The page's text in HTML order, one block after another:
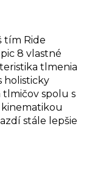
tím Ride
8 vlastné
tlmenia
holisticky
tlmičov spolu s
stále lepšie